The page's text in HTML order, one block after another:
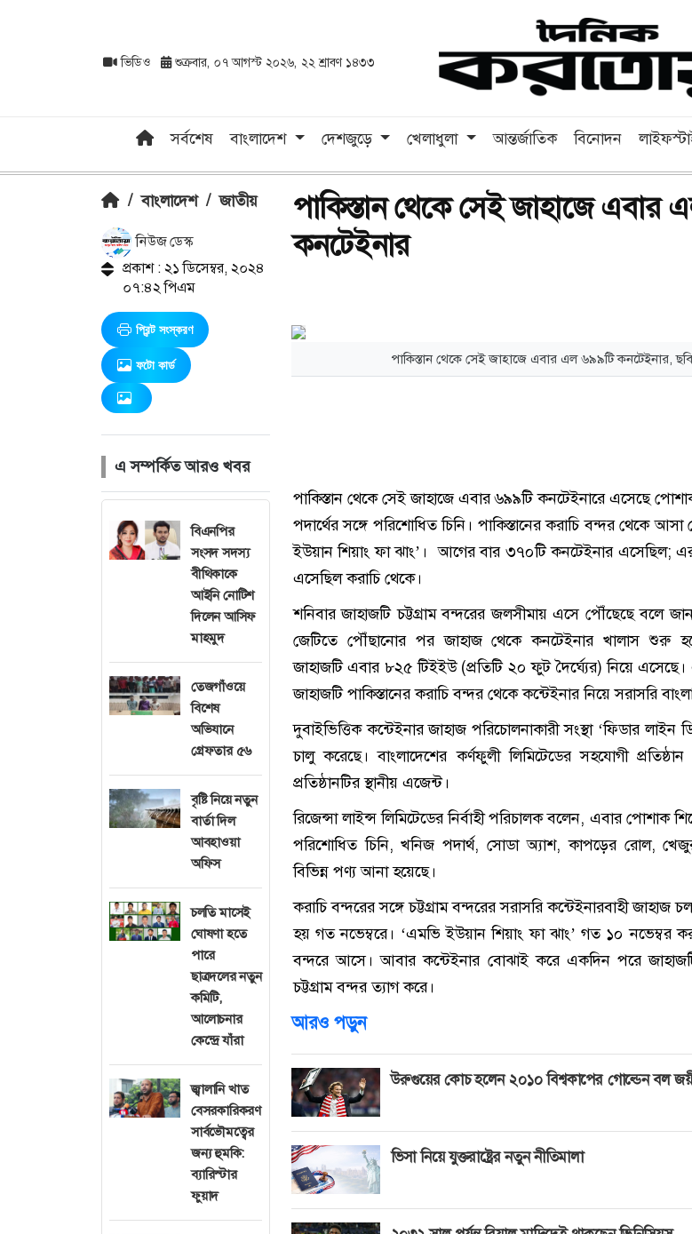
ভিডিও শুক্রবার, ০৭ আগস্ট ২০২৬, ২২ শ্রাবণ ১৪৩৩
সর্বশেষ বাংলাদেশ দেশজুড়ে খেলাধুলা আন্তর্জাতিক বিনোদন
/ বাংলাদেশ / জাতীয়
নিউজ ডেস্ক
প্রকাশ : ২১ ডিসেম্বর, ২০২৪
০৭:৪২ পিএম
প্রিন্ট সংস্করণ
ফটো কার্ড
এ সম্পর্কিত আরও খবর
বিএনপির
সংসদ সদস্য
বীথিকাকে
আইনি নোটিশ
দিলেন আসিফ
মাহমুদ
তেজগাঁওয়ে
বিশেষ
অভিযানে
গ্রেফতার ৫৬
বৃষ্টি নিয়ে নতুন
বার্তা দিল
আবহাওয়া
অফিস
চলতি মাসেই
ঘোষণা হতে
পারে
ছাত্রদলের নতুন
কমিটি,
আলোচনার
কেন্দ্রে যাঁরা
জ্বালানি খাত
বেসরকারিকরণ
সার্বভৌমত্বের
জন্য হুমকি:
ব্যারিস্টার
ফুয়াদ
পাকিস্তান থেকে সেই জাহাজে এবার
কনটেইনার
পাকিস্তান থেকে সেই জাহাজে এবার এল ৬৯৯টি কনটেইনার,
পাকিস্তান থেকে সেই জাহাজে এবার ৬৯৯টি কনটেইনারে এসেছে
পদার্থের সঙ্গে পরিশোধিত চিনি। পাকিস্তানের করাচি বন্দর থেকে
ইউয়ান শিয়াং ফা ঝাং’। আগের বার ৩৭০টি কনটেইনার এসেছিল;
এসেছিল করাচি থেকে।
শনিবার জাহাজটি চট্টগ্রাম বন্দরের জলসীমায় এসে পৌঁছেছে বলে
জেটিতে পৌঁছানোর পর জাহাজ থেকে কনটেইনার খালাস শুরু
জাহাজটি এবার ৮২৫ টিইইউ (প্রতিটি ২০ ফুট দৈর্ঘ্যের) নিয়ে এসেছে।
জাহাজটি পাকিস্তানের করাচি বন্দর থেকে কন্টেইনার নিয়ে সরাসরি
দুবাইভিত্তিক কন্টেইনার জাহাজ পরিচোলনাকারী সংস্থা ‘ফিডার লাইন
চালু করেছে। বাংলাদেশের কর্ণফুলী লিমিটেডের সহযোগী প্রতিষ্ঠান
প্রতিষ্ঠানটির স্থানীয় এজেন্ট।
রিজেন্সা লাইন্স লিমিটেডের নির্বাহী পরিচালক বলেন, এবার পোশাক
পরিশোধিত চিনি, খনিজ পদার্থ, সোডা অ্যাশ, কাপড়ের রোল,
বিভিন্ন পণ্য আনা হয়েছে।
করাচি বন্দরের সঙ্গে চট্টগ্রাম বন্দরের সরাসরি কন্টেইনারবাহী
হয় গত নভেম্বরে। ‘এমভি ইউয়ান শিয়াং ফা ঝাং’ গত ১০ নভেম্বর
বন্দরে আসে। আবার কন্টেইনার বোঝাই করে একদিন পরে
চট্টগ্রাম বন্দর ত্যাগ করে।
আরও পড়ুন
উরুগুয়ের কোচ হলেন ২০১০ বিশ্বকাপের গোল্ডেন বল
ভিসা নিয়ে যুক্তরাষ্ট্রের নতুন নীতিমালা